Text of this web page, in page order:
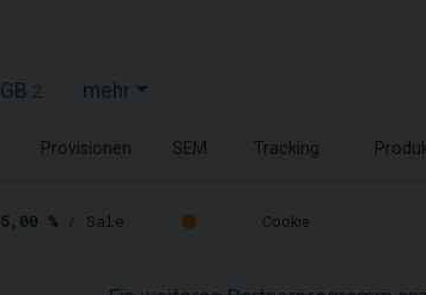
GB mehr
Provisionen SEM Tracking
5,00 % / Sale Cookie